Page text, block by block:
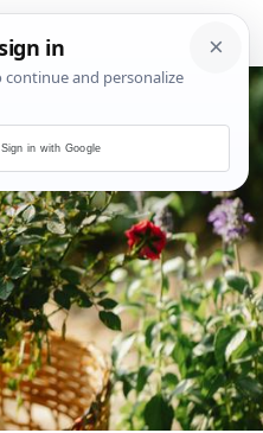
Sign in with Google